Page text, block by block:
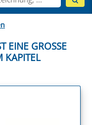
GROSSE M
"